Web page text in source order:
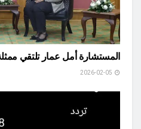
المستشارة أمل عمار تلتقي